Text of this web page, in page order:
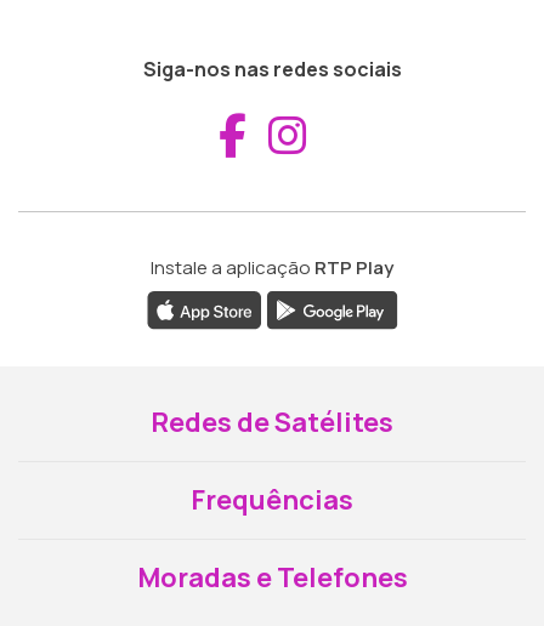
Siga-nos nas redes sociais
Aceder ao
Instale a aplicação RTP Play
Redes de Satélites
Frequências
Moradas e Telefones